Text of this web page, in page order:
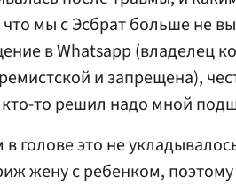
мы с Эсбрат больше не
в Whatsapp (владелец
и запрещена),
то решил надо мной
в голове это не
жену с ребенком,